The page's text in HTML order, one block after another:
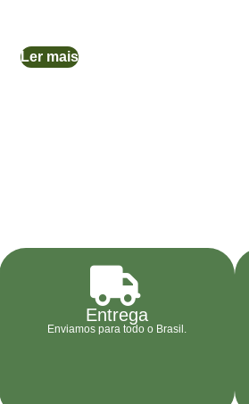
Ler mais
Entrega
Enviamos para todo o Brasil.